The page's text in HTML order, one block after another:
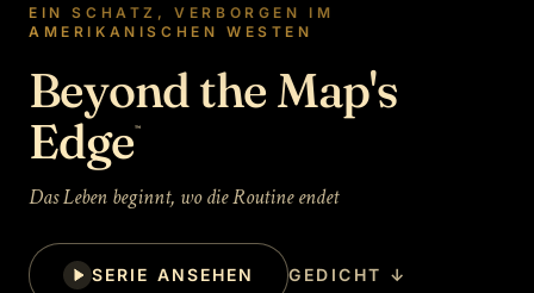
EIN SCHATZ, VERBORGEN IM
AMERIKANISCHEN WESTEN
Beyond the Map's
Edge™
Das Leben beginnt, wo die Routine endet
SERIE ANSEHEN GEDICHT ↓